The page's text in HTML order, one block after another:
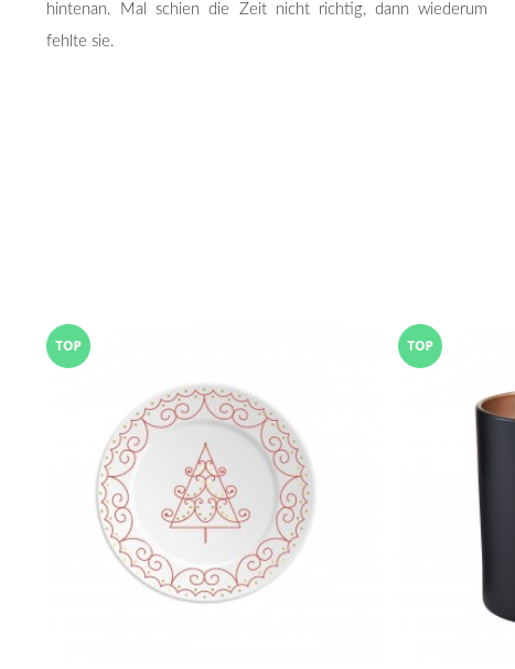
hintenan. Mal schien die Zeit nicht richtig, dann wiederum
fehlte sie.